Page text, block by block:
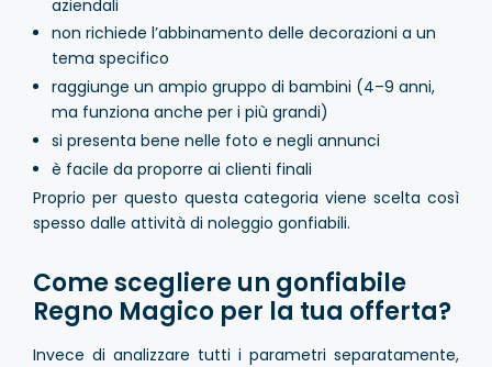
aziendali
non richiede l’abbinamento delle decorazioni a un
tema specifico
raggiunge un ampio gruppo di bambini (4–9 anni,
ma funziona anche per i più grandi)
si presenta bene nelle foto e negli annunci
è facile da proporre ai clienti finali
Proprio per questo questa categoria viene scelta così
spesso dalle attività di noleggio gonfiabili.
Come scegliere un gonfiabile
Regno Magico per la tua offerta?
Invece di analizzare tutti i parametri separatamente,